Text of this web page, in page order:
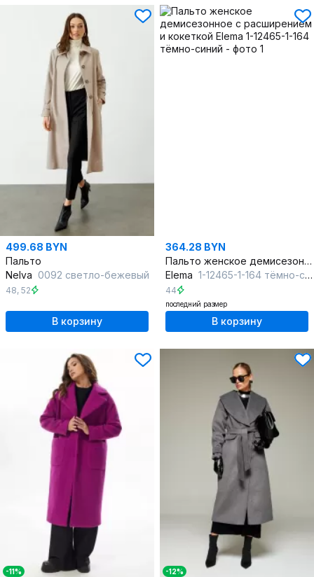
499.68 BYN
Пальто
Nelva 0092 светло-бежевый
48, 52
В корзину
364.28 BYN
Пальто женское демисезонное с расширением и кокеткой
Elema 1-12465-1-164 тёмно-синий
44
последний размер
В корзину
-11% -12%